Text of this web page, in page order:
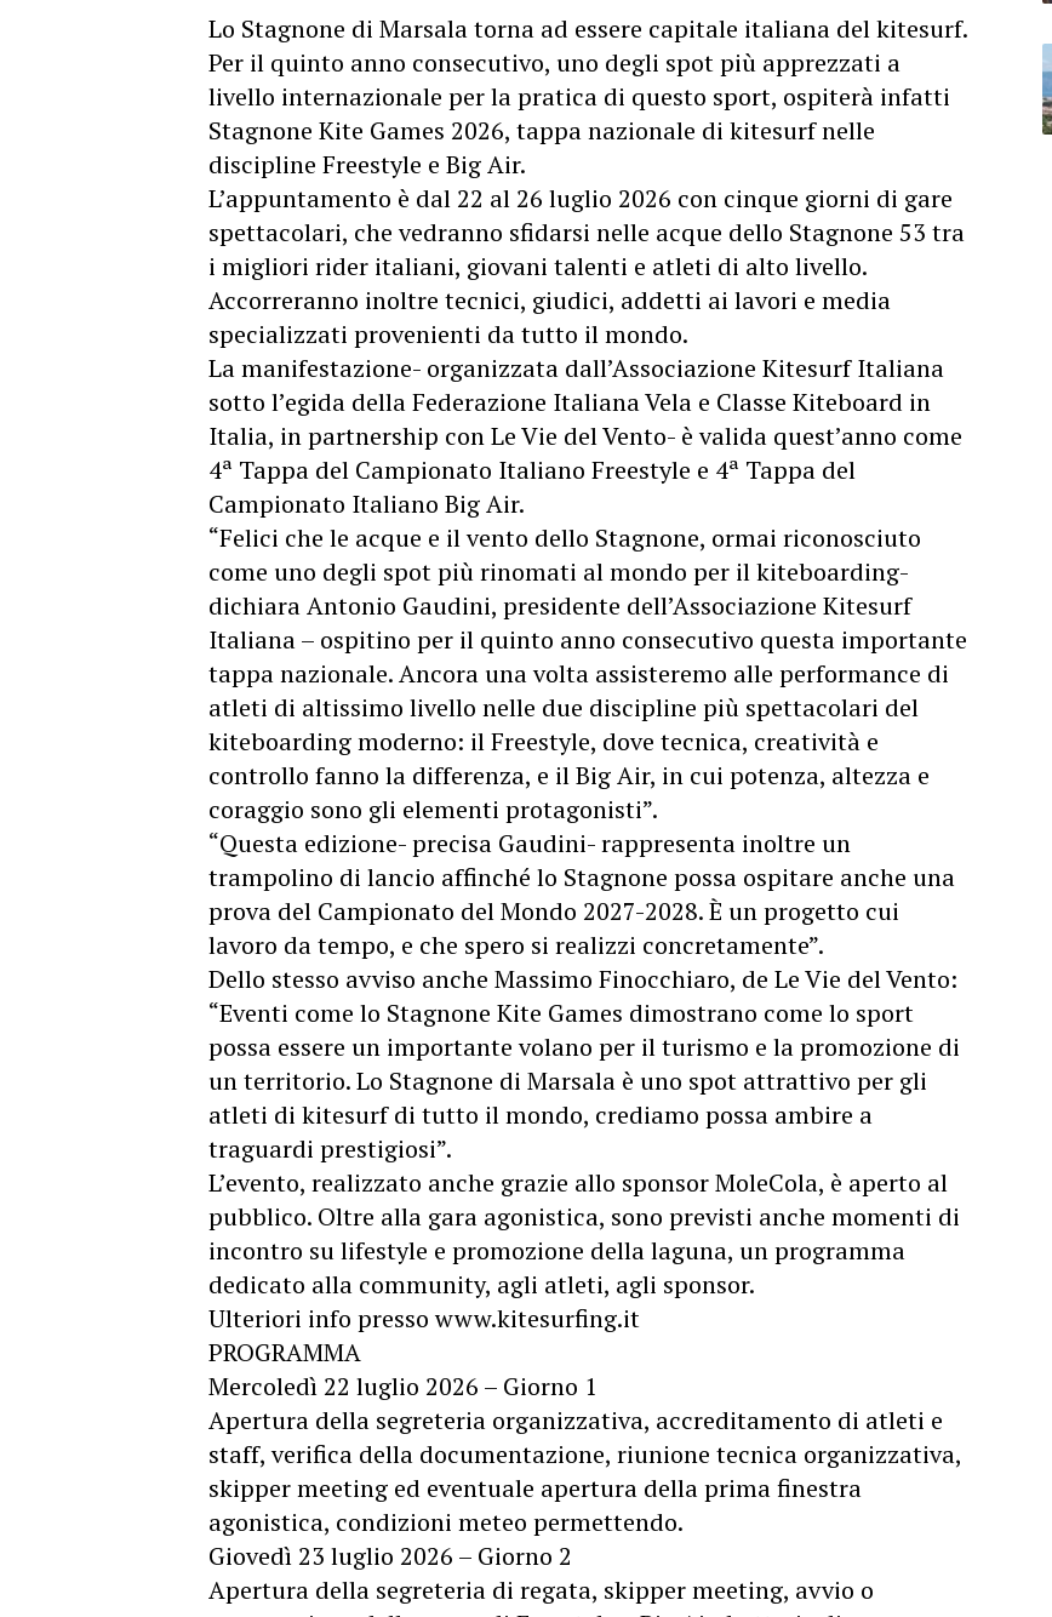
Lo Stagnone di Marsala torna ad essere capitale italiana del kitesurf.
Per il quinto anno consecutivo, uno degli spot più apprezzati a
livello internazionale per la pratica di questo sport, ospiterà infatti
Stagnone Kite Games 2026, tappa nazionale di kitesurf nelle
discipline Freestyle e Big Air.
L’appuntamento è dal 22 al 26 luglio 2026 con cinque giorni di gare
spettacolari, che vedranno sfidarsi nelle acque dello Stagnone 53 tra
i migliori rider italiani, giovani talenti e atleti di alto livello.
Accorreranno inoltre tecnici, giudici, addetti ai lavori e media
specializzati provenienti da tutto il mondo.
La manifestazione- organizzata dall’Associazione Kitesurf Italiana
sotto l’egida della Federazione Italiana Vela e Classe Kiteboard in
Italia, in partnership con Le Vie del Vento- è valida quest’anno come
4ª Tappa del Campionato Italiano Freestyle e 4ª Tappa del
Campionato Italiano Big Air.
“Felici che le acque e il vento dello Stagnone, ormai riconosciuto
come uno degli spot più rinomati al mondo per il kiteboarding-
dichiara Antonio Gaudini, presidente dell’Associazione Kitesurf
Italiana – ospitino per il quinto anno consecutivo questa importante
tappa nazionale. Ancora una volta assisteremo alle performance di
atleti di altissimo livello nelle due discipline più spettacolari del
kiteboarding moderno: il Freestyle, dove tecnica, creatività e
controllo fanno la differenza, e il Big Air, in cui potenza, altezza e
coraggio sono gli elementi protagonisti”.
“Questa edizione- precisa Gaudini- rappresenta inoltre un
trampolino di lancio affinché lo Stagnone possa ospitare anche una
prova del Campionato del Mondo 2027-2028. È un progetto cui
lavoro da tempo, e che spero si realizzi concretamente”.
Dello stesso avviso anche Massimo Finocchiaro, de Le Vie del Vento:
“Eventi come lo Stagnone Kite Games dimostrano come lo sport
possa essere un importante volano per il turismo e la promozione di
un territorio. Lo Stagnone di Marsala è uno spot attrattivo per gli
atleti di kitesurf di tutto il mondo, crediamo possa ambire a
traguardi prestigiosi”.
L’evento, realizzato anche grazie allo sponsor MoleCola, è aperto al
pubblico. Oltre alla gara agonistica, sono previsti anche momenti di
incontro su lifestyle e promozione della laguna, un programma
dedicato alla community, agli atleti, agli sponsor.
Ulteriori info presso www.kitesurfing.it
PROGRAMMA
Mercoledì 22 luglio 2026 – Giorno 1
Apertura della segreteria organizzativa, accreditamento di atleti e
staff, verifica della documentazione, riunione tecnica organizzativa,
skipper meeting ed eventuale apertura della prima finestra
agonistica, condizioni meteo permettendo.
Giovedì 23 luglio 2026 – Giorno 2
Apertura della segreteria di regata, skipper meeting, avvio o